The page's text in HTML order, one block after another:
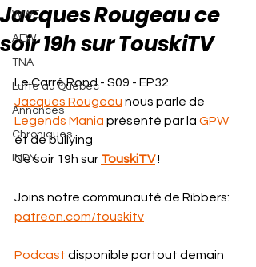
WWE
AEW
TNA
Lutte au Québec
Annonces
Chroniques
INDY
Jacques Rougeau ce
soir 19h sur TouskiTV
Le Carré Rond - S09 - EP32
Jacques Rougeau nous parle de
Legends Mania présenté par la GPW
et de bullying
Ce soir 19h sur TouskiTV !
Joins notre communauté de Ribbers:
patreon.com/touskitv
Podcast disponible partout demain